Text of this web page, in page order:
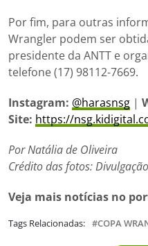
Por fim, para outras
Wrangler podem ser
presidente da ANTT e
telefone (17) 98112-7669.
Instagram: @harasnsg |
Site: https://
Por Natália de Oliveira
Crédito das fotos:
Veja mais notícias no
Tags Relacionadas: COPA